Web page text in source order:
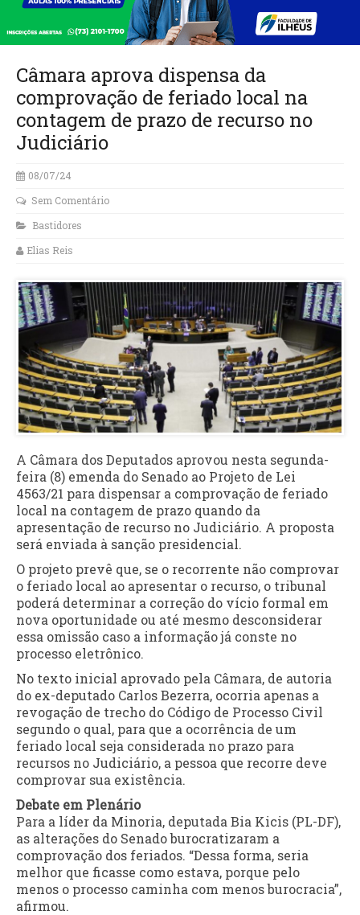
Câmara aprova dispensa da
comprovação de feriado local na
contagem de prazo de recurso no
Judiciário
08/07/24
Sem Comentário
Bastidores
Elias Reis
A Câmara dos Deputados aprovou nesta segunda-
feira (8) emenda do Senado ao Projeto de Lei
4563/21 para dispensar a comprovação de feriado
local na contagem de prazo quando da
apresentação de recurso no Judiciário. A proposta
será enviada à sanção presidencial.
O projeto prevê que, se o recorrente não comprovar
o feriado local ao apresentar o recurso, o tribunal
poderá determinar a correção do vício formal em
nova oportunidade ou até mesmo desconsiderar
essa omissão caso a informação já conste no
processo eletrônico.
No texto inicial aprovado pela Câmara, de autoria
do ex-deputado Carlos Bezerra, ocorria apenas a
revogação de trecho do Código de Processo Civil
segundo o qual, para que a ocorrência de um
feriado local seja considerada no prazo para
recursos no Judiciário, a pessoa que recorre deve
comprovar sua existência.
Debate em Plenário
Para a líder da Minoria, deputada Bia Kicis (PL-DF),
as alterações do Senado burocratizaram a
comprovação dos feriados. “Dessa forma, seria
melhor que ficasse como estava, porque pelo
menos o processo caminha com menos burocracia”,
afirmou.